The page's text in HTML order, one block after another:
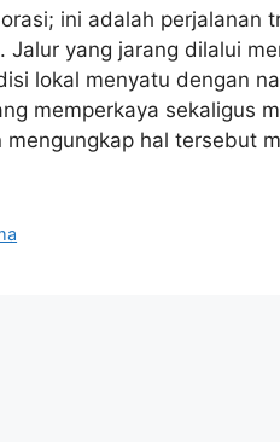
ini adalah perjalanan
yang jarang dilalui
lokal menyatu dengan
memperkaya sekaligus
hal tersebut